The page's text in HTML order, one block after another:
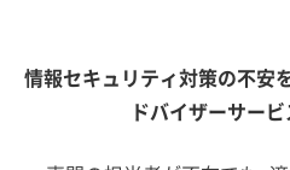
情報セキュリティ対策の不安
ドバイザーサー